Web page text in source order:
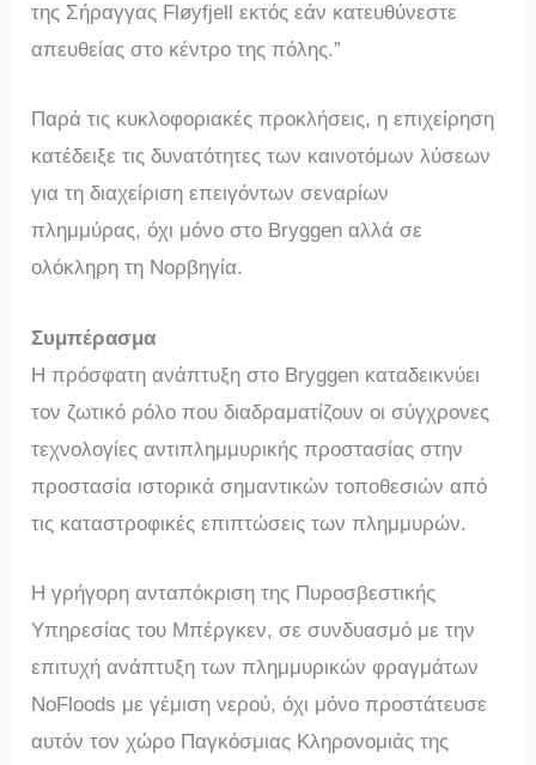
της Σήραγγας Fløyfjell εκτός εάν κατευθύνεστε
απευθείας στο κέντρο της πόλης.”
Παρά τις κυκλοφοριακές προκλήσεις, η επιχείρηση
κατέδειξε τις δυνατότητες των καινοτόμων λύσεων
για τη διαχείριση επειγόντων σεναρίων
πλημμύρας, όχι μόνο στο Bryggen αλλά σε
ολόκληρη τη Νορβηγία.
Συμπέρασμα
Η πρόσφατη ανάπτυξη στο Bryggen καταδεικνύει
τον ζωτικό ρόλο που διαδραματίζουν οι σύγχρονες
τεχνολογίες αντιπλημμυρικής προστασίας στην
προστασία ιστορικά σημαντικών τοποθεσιών από
τις καταστροφικές επιπτώσεις των πλημμυρών.
Η γρήγορη ανταπόκριση της Πυροσβεστικής
Υπηρεσίας του Μπέργκεν, σε συνδυασμό με την
επιτυχή ανάπτυξη των πλημμυρικών φραγμάτων
NoFloods με γέμιση νερού, όχι μόνο προστάτευσε
αυτόν τον χώρο Παγκόσμιας Κληρονομιάς της